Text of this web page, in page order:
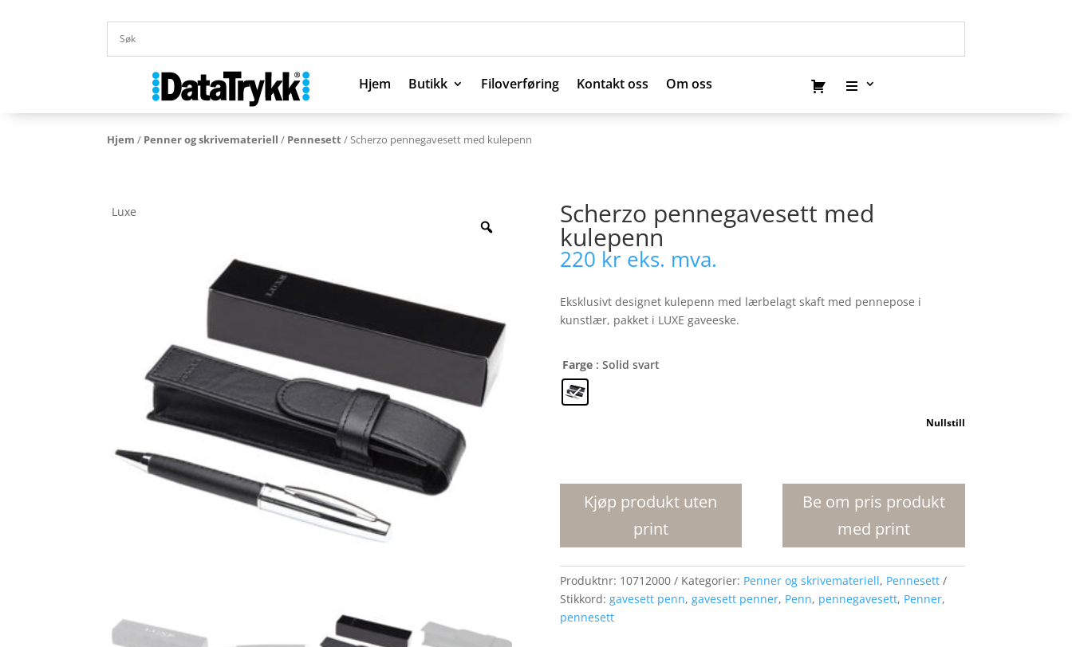
Hjem Butikk Filoverføring Kontakt oss Om oss
Hjem Butikk Filoverføring Kontakt oss Om oss
Hjem / Penner og skrivemateriell / Pennesett / Scherzo pennegavesett med kulepenn
Luxe Scherzo pennegavesett med
kulepenn
220 kr eks. mva.
Eksklusivt designet kulepenn med lærbelagt skaft med pennepose i
kunstlær, pakket i LUXE gaveeske.
Farge : Solid svart
Nullstill
kulepenn
Kjøp produkt uten
print
Be om pris produkt
med print
Produktnr: 10712000 Kategorier: Penner og skrivemateriell, Pennesett
Stikkord: gavesett penn, gavesett penner, Penn, pennegavesett, Penner,
pennesett